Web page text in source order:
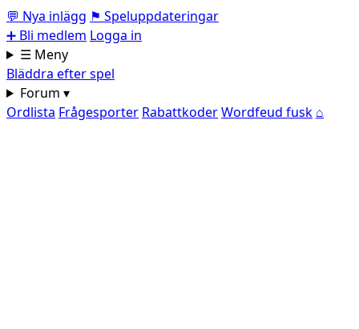
💬 Nya inlägg ⚑ Speluppdateringar
➕ Bli medlem Logga in
☰ Meny
Bläddra efter spel
Forum ▾
Ordlista Frågesporter RabattkoderWordfeud fusk ⌂